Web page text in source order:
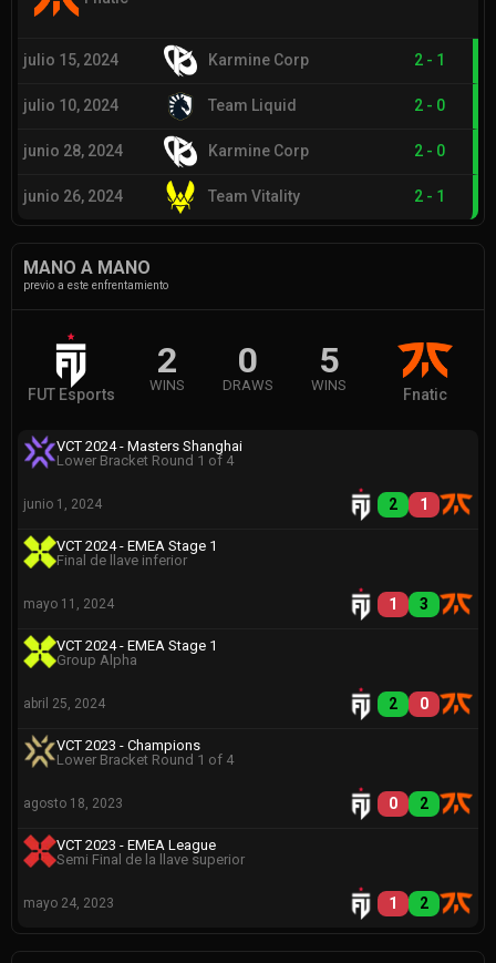
julio 15, 2024 Karmine Corp 2 - 1
julio 10, 2024 Team Liquid 2 - 0
junio 28, 2024 Karmine Corp 2 - 0
junio 26, 2024 Team Vitality 2 - 1
MANO A MANO
previo a este enfrentamiento
FUT Esports
2
WINS
0
DRAWS
5
WINS
Fnatic
VCT 2024 - Masters Shanghai
Lower Bracket Round 1 of 4
2 1
junio 1, 2024
VCT 2024 - EMEA Stage 1
Final de llave inferior
1 3
mayo 11, 2024
VCT 2024 - EMEA Stage 1
Group Alpha
2 0
abril 25, 2024
VCT 2023 - Champions
Lower Bracket Round 1 of 4
0 2
agosto 18, 2023
VCT 2023 - EMEA League
Semi Final de la llave superior
1 2
mayo 24, 2023